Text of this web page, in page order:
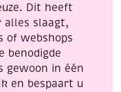
Dit heeft
alles slaagt,
of webshops
benodigde
gewoon in één
en bespaart u